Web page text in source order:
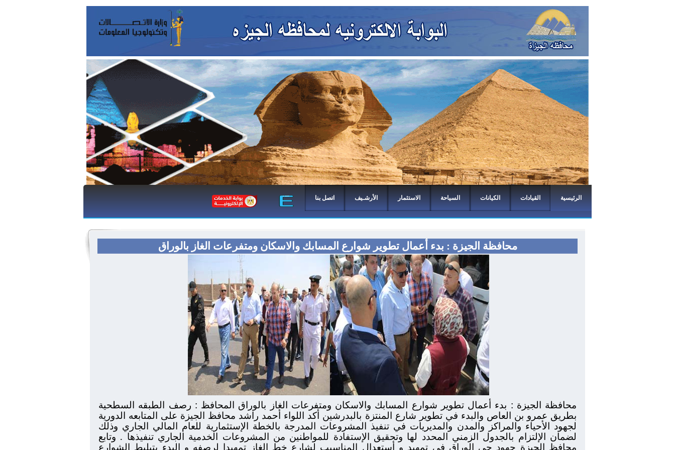
الرئيسية القيادات الكيانات السياحة الاستثمار الأرشـيف اتصل بنا
محافظة الجيزة : بدء أعمال تطوير شوارع المسابك والاسكان ومتفرعات الغاز بالوراق
محافظة الجيزة : بدء أعمال تطوير شوارع المسابك والاسكان ومتفرعات الغاز بالوراق المحافظ : رصف الطبقه السطحية
بطريق عمرو بن العاص والبدء في تطوير شارع المنتزة بالبدرشين أكد اللواء أحمد راشد محافظ الجيزة على المتابعه الدورية
لجهود الأحياء والمراكز والمدن والمديريات في تنفيذ المشروعات المدرجة بالخطة الإستثمارية للعام المالي الجاري وذلك
لضمان الإلتزام بالجدول الزمني المحدد لها وتحقيق الإستفادة للمواطنين من المشروعات الخدمية الجاري تنفيذها . وتابع
محافظ الجيزة جهود حي الوراق في تمهيد و أستعدال المناسيب لشارع خط الغاز تمهيدا لرصفه و البدء بتبليط الشوارع